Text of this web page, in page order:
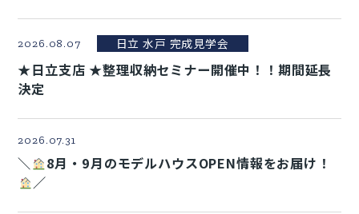
2026.08.07 日立 水戸 完成見学会
★日立支店 ★整理収納セミナー開催中！！期間延長
決定
2026.07.31
＼
8月・9月のモデルハウスOPEN情報をお届け！
／